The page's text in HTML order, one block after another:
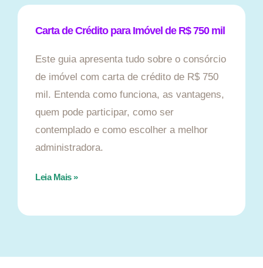
Carta de Crédito para Imóvel de R$ 750 mil
Este guia apresenta tudo sobre o consórcio
de imóvel com carta de crédito de R$ 750
mil. Entenda como funciona, as vantagens,
quem pode participar, como ser
contemplado e como escolher a melhor
administradora.
Leia Mais »